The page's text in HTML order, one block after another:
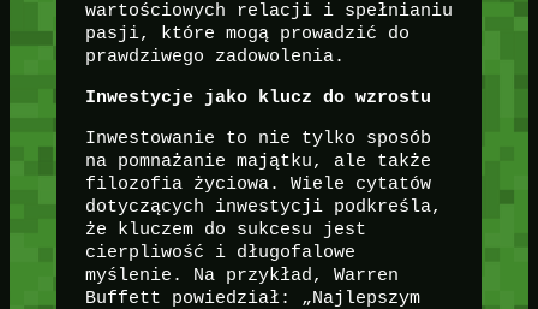
wartościowych relacji i spełnianiu
pasji, które mogą prowadzić do
prawdziwego zadowolenia.
Inwestycje jako klucz do wzrostu
Inwestowanie to nie tylko sposób
na pomnażanie majątku, ale także
filozofia życiowa. Wiele cytatów
dotyczących inwestycji podkreśla,
że kluczem do sukcesu jest
cierpliwość i długofalowe
myślenie. Na przykład, Warren
Buffett powiedział: „Najlepszym